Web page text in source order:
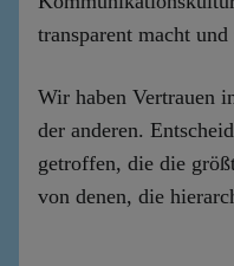
transparent macht
Wir haben Vertrauen
der anderen.
getroffen, die die
von denen, die